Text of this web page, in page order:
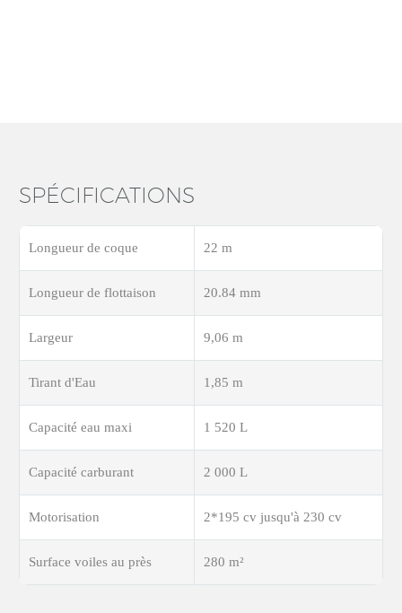
SPÉCIFICATIONS
Longueur de coque 22 m
Longueur de flottaison 20.84 mm
Largeur 9,06 m
Tirant d'Eau 1,85 m
Capacité eau maxi 1 520 L
Capacité carburant 2 000 L
Motorisation 2*195 cv jusqu'à 230 cv
Surface voiles au près 280 m²